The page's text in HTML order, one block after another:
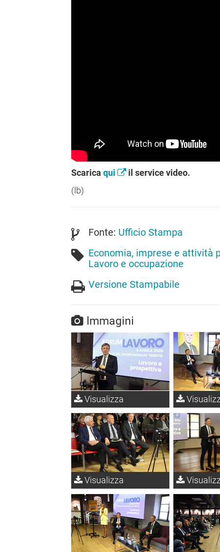
Scarica qui
il service video.
(lb)
Fonte: Ufficio Stampa
Economia, imprese e attività
Lavoro e occupazione
Versione Stampabile
Immagini
Visualizza
Visualizza